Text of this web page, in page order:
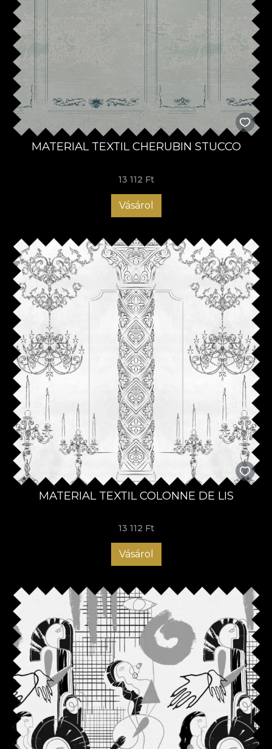
MATERIAL TEXTIL CHERUBIN STUCCO
13 112 Ft
Vásárol
MATERIAL TEXTIL COLONNE DE LIS
13 112 Ft
Vásárol